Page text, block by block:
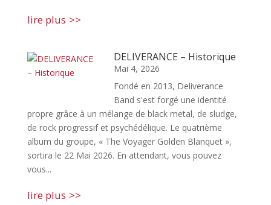
lire plus
DELIVERANCE – Historique
Mai 4, 2026
Fondé en 2013, Deliverance
Band s'est forgé une identité
propre grâce à un mélange de black metal, de sludge,
de rock progressif et psychédélique. Le quatrième
album du groupe, « The Voyager Golden Blanquet »,
sortira le 22 Mai 2026. En attendant, vous pouvez
vous...
lire plus